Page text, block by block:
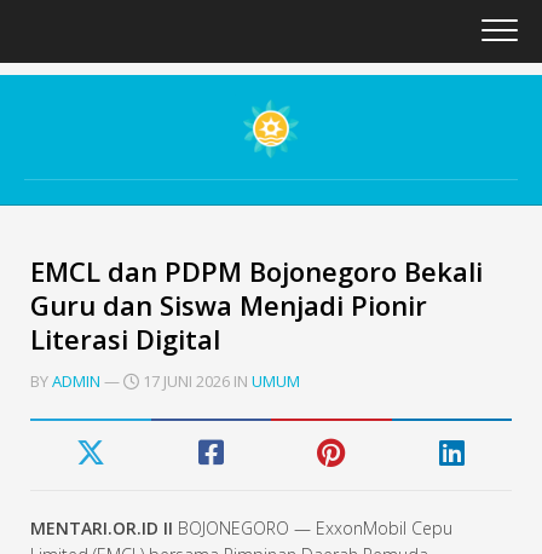
content
EMCL dan PDPM Bojonegoro Bekali
Guru dan Siswa Menjadi Pionir
Literasi Digital
BYADMIN — 17 JUNI 2026 IN UMUM
MENTARI.OR.ID II BOJONEGORO — ExxonMobil Cepu